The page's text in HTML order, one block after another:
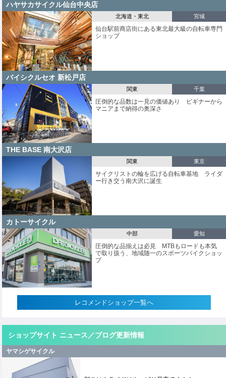
ハヤサカサイクル仙台中央店
北海道・東北 宮城
仙台駅前商店街にある東北最大級の自転車専門
ショップ
バイシクルセオ 新松戸店
関東 千葉
圧倒的な品数は一見の価値あり ビギナーから
マニアまで納得の奥深さ
THE BASE 南大沢店
関東 東京
サイクリストの輪を広げる自転車基地 ライダ
ー行き交う南大沢に誕生
カトーサイクル
中部 愛知
圧倒的な品揃えは必見 MTBもロードも本気
で取り扱う、地域随一のスポーツバイクショッ
プ
レコメンドショップ一覧へ
ショップサイト ニュース／ブログ更新情報
ヤマシゲサイクル